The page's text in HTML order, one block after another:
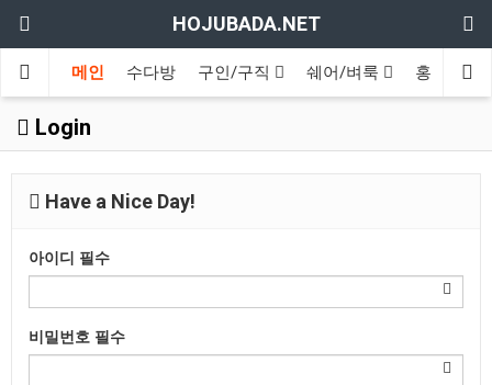
HOJUBADA.NET
메인 수다방 구인/구직 쉐어/벼룩 홍보방
Login
Have a Nice Day!
아이디 필수
비밀번호 필수